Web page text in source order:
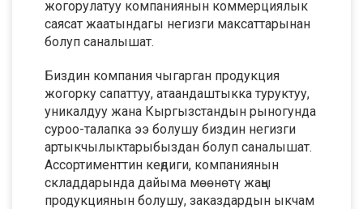
жогорулатуу компаниянын коммерциялык
саясат жаатындагы негизги максаттарынан
болуп саналышат.
Биздин компания чыгарган продукция
жогорку сапаттуу, атаандаштыкка туруктуу,
уникалдуу жана Кыргызстандын рыногунда
суроо-талапка ээ болушу биздин негизги
артыкчылыктарыбыздан болуп саналышат.
Ассортименттин кеңдиги, компаниянын
складдарында дайыма мөөнөтү жаңы
продукциянын болушу, заказдардын ыкчам